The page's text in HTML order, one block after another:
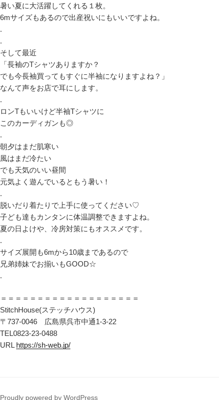
暑い夏に大活躍してくれる１枚。
6mサイズもあるので出産祝いにもいいですよね。
.
.
そして最近
「長袖のTシャツありますか？
でも今長袖買ってもすぐに半袖になりますよね？」
なんて声をお店で耳にします。
.
ロンTもいいけど半袖Tシャツに
このカーディガンも◎
.
朝夕はまだ肌寒い
風はまだ冷たい
でも天気のいい昼間
元気よく遊んでいるともう暑い！
.
脱いだり着たりで上手に使ってください♡
子ども達もカンタンに体温調整できますよね。
夏の日よけや、冷房対策にもオススメです。
.
サイズ展開も6mから10歳まであるので
兄弟姉妹でお揃いもGOOD☆
.
＝＝＝＝＝＝＝＝＝＝＝＝＝＝＝＝＝＝＝
StitchHouse(ステッチハウス)
〒737-0046 広島県呉市中通1-3-22
TEL0823-23-0488
URL https://sh-web.jp/
Proudly powered by WordPress